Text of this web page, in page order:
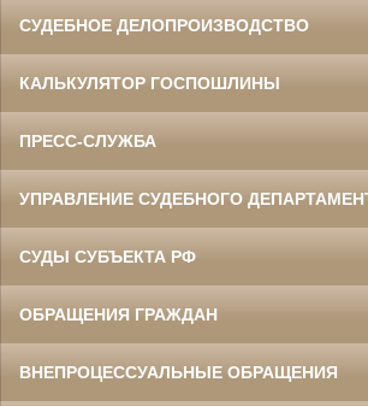
СУДЕБНОЕ ДЕЛОПРОИЗВОДСТВО
КАЛЬКУЛЯТОР ГОСПОШЛИНЫ
ПРЕСС-СЛУЖБА
УПРАВЛЕНИЕ СУДЕБНОГО
СУДЫ СУБЪЕКТА РФ
ОБРАЩЕНИЯ ГРАЖДАН
ВНЕПРОЦЕССУАЛЬНЫЕ ОБРАЩЕНИЯ